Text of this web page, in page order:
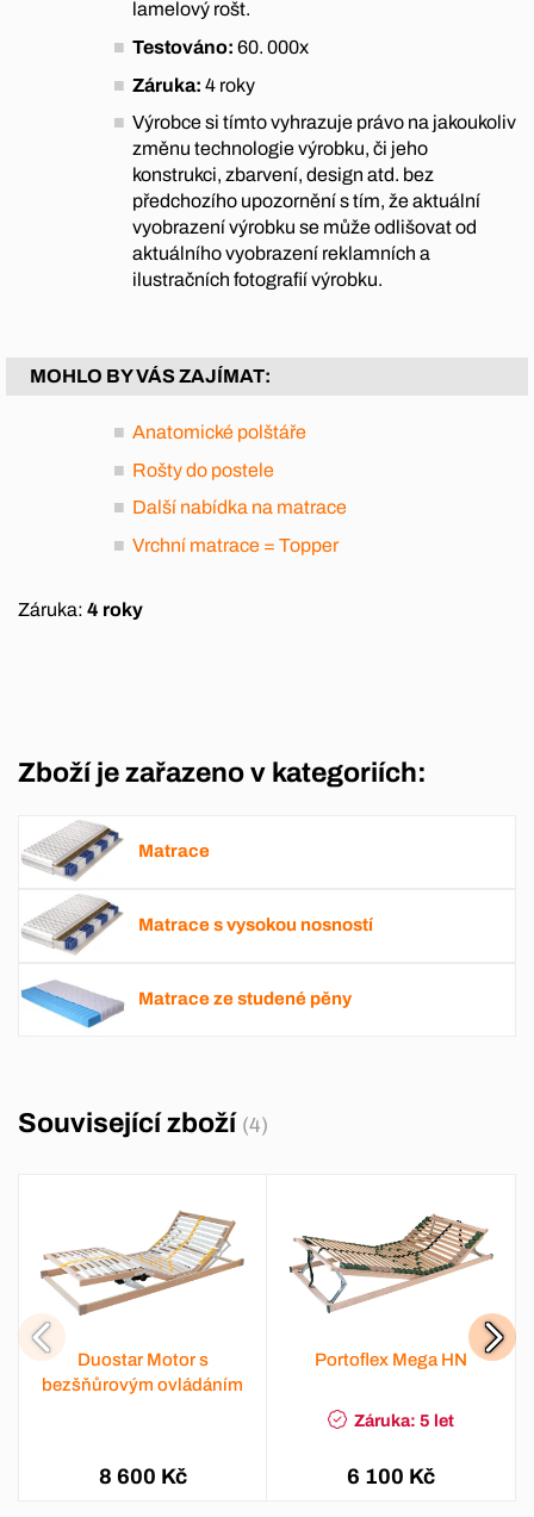
lamelový rošt.
Testováno: 60. 000x
Záruka: 4 roky
Výrobce si tímto vyhrazuje právo na jakoukoliv
změnu technologie výrobku, či jeho
konstrukci, zbarvení, design atd. bez
předchozího upozornění s tím, že aktuální
vyobrazení výrobku se může odlišovat od
aktuálního vyobrazení reklamních a
ilustračních fotografií výrobku.
MOHLO BY VÁS ZAJÍMAT:
Anatomické polštáře
Rošty do postele
Další nabídka na matrace
Vrchní matrace = Topper
Záruka: 4 roky
Zboží je zařazeno v kategoriích:
Matrace
Matrace s vysokou nosností
Matrace ze studené pěny
Související zboží (4)
Duostar Motor s
bezšňůrovým ovládáním
8 600 Kč
Portoflex Mega HN
Záruka: 5 let
6 100 Kč